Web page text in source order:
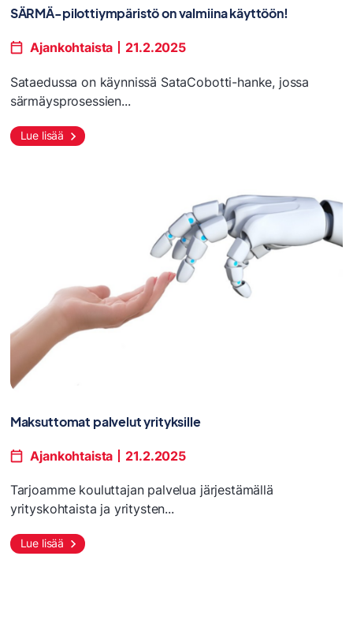
SÄRMÄ-pilottiympäristö on valmiina käyttöön!
Ajankohtaista 21.2.2025
Sataedussa on käynnissä SataCobotti-hanke, jossa
särmäysprosessien...
Lue lisää
Maksuttomat palvelut yrityksille
Ajankohtaista 21.2.2025
Tarjoamme kouluttajan palvelua järjestämällä
yrityskohtaista ja yritysten...
Lue lisää